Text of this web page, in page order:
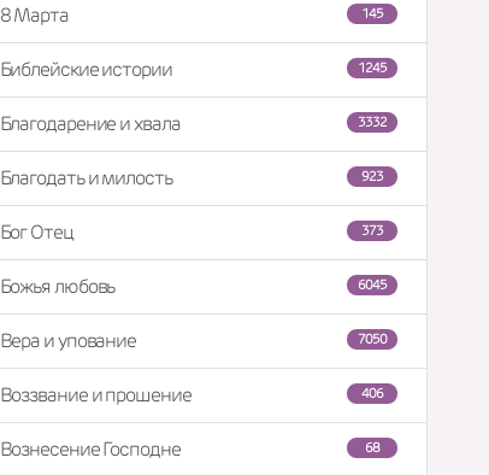
145
8 Марта
1245
Библейские истории
3332
Благодарение и хвала
923
Благодать и милость
373
Бог Отец
6045
Божья любовь
7050
Вера и упование
406
Воззвание и прошение
68
Вознесение Господне